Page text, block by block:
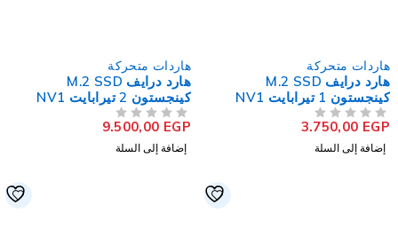
هاردات متحركة
هارد درايف M.2 SSD
كينجستون 1 تيرابايت NV1
NVMe PCIe
3.750,00EGP
إضافة إلى السلة
هاردات متحركة
هارد درايف M.2 SSD
كينجستون 2 تيرابايت NV1
NVMe PCIe
9.500,00EGP
إضافة إلى السلة